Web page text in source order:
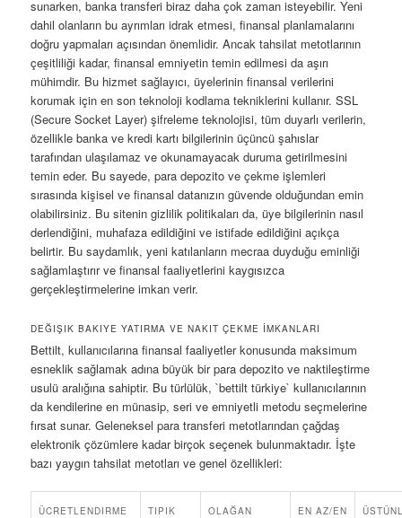
sunarken, banka transferi biraz daha çok zaman isteyebilir. Yeni
dahil olanların bu ayrımları idrak etmesi, finansal planlamalarını
doğru yapmaları açısından önemlidir. Ancak tahsilat metotlarının
çeşitliliği kadar, finansal emniyetin temin edilmesi da aşırı
mühimdir. Bu hizmet sağlayıcı, üyelerinin finansal verilerini
korumak için en son teknoloji kodlama tekniklerini kullanır. SSL
(Secure Socket Layer) şifreleme teknolojisi, tüm duyarlı verilerin,
özellikle banka ve kredi kartı bilgilerinin üçüncü şahıslar
tarafından ulaşılamaz ve okunamayacak duruma getirilmesini
temin eder. Bu sayede, para depozito ve çekme işlemleri
sırasında kişisel ve finansal datanızın güvende olduğundan emin
olabilirsiniz. Bu sitenin gizlilik politikaları da, üye bilgilerinin nasıl
derlendiğini, muhafaza edildiğini ve istifade edildiğini açıkça
belirtir. Bu saydamlık, yeni katılanların mecraa duyduğu eminliği
sağlamlaştırır ve finansal faaliyetlerini kaygısızca
gerçekleştirmelerine imkan verir.
DEĞIŞIK BAKIYE YATIRMA VE NAKIT ÇEKME İMKANLARI
Bettilt, kullanıcılarına finansal faaliyetler konusunda maksimum
esneklik sağlamak adına büyük bir para depozito ve naktileştirme
usulü aralığına sahiptir. Bu türlülük, `bettilt türkiye` kullanıcılarının
da kendilerine en münasip, seri ve emniyetli metodu seçmelerine
fırsat sunar. Geleneksel para transferi metotlarından çağdaş
elektronik çözümlere kadar birçok seçenek bulunmaktadır. İşte
bazı yaygın tahsilat metotları ve genel özellikleri:
ÜCRETLENDIRME
TIPIK
OLAĞAN
EN AZ/EN